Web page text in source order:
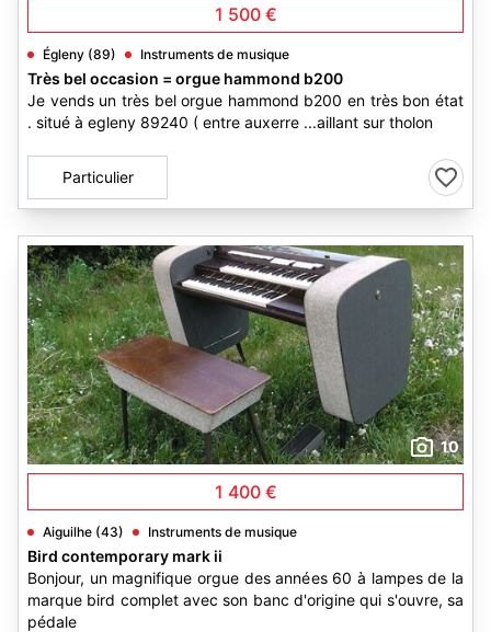
1 500 €
Égleny (89) Instruments de musique
Très bel occasion = orgue hammond b200
Je vends un très bel orgue hammond b200 en très bon état
. situé à egleny 89240 ( entre auxerre ...aillant sur tholon
Particulier
10
1 400 €
Aiguilhe (43) Instruments de musique
Bird contemporary mark ii
Bonjour, un magnifique orgue des années 60 à lampes de la
marque bird complet avec son banc d'origine qui s'ouvre, sa
pédale